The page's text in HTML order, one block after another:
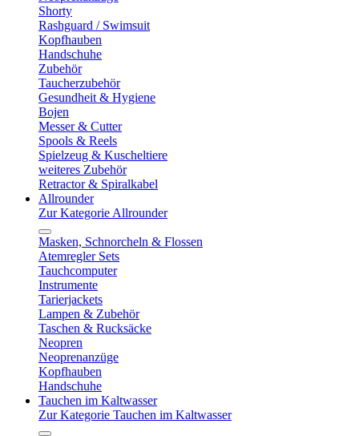
Shorty
Rashguard / Swimsuit
Kopfhauben
Handschuhe
Zubehör
Taucherzubehör
Gesundheit & Hygiene
Bojen
Messer & Cutter
Spools & Reels
Spielzeug & Kuscheltiere
weiteres Zubehör
Retractor & Spiralkabel
Allrounder
Zur Kategorie Allrounder
Masken, Schnorcheln & Flossen
Atemregler Sets
Tauchcomputer
Instrumente
Tarierjackets
Lampen & Zubehör
Taschen & Rucksäcke
Neopren
Neoprenanzüge
Kopfhauben
Handschuhe
Tauchen im Kaltwasser
Zur Kategorie Tauchen im Kaltwasser